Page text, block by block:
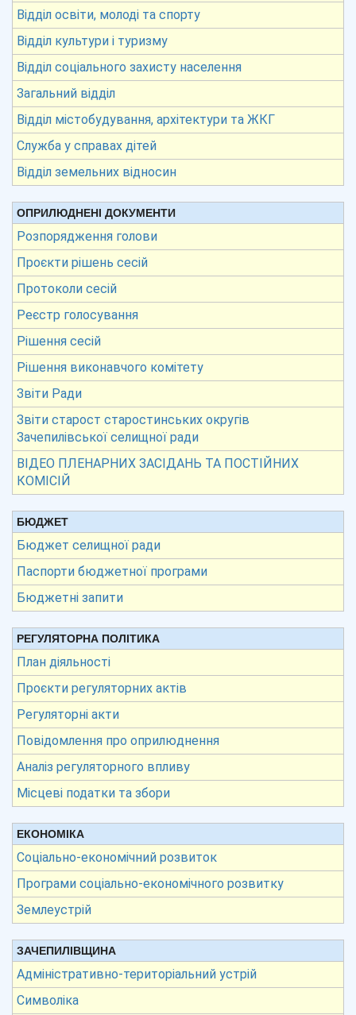
Відділ освіти, молоді та спорту
Відділ культури і туризму
Відділ соціального захисту населення
Загальний відділ
Відділ містобудування, архітектури та ЖКГ
Служба у справах дітей
Відділ земельних відносин
ОПРИЛЮДНЕНІ ДОКУМЕНТИ
Розпорядження голови
Проєкти рішень сесій
Протоколи сесій
Реєстр голосування
Рішення сесій
Рішення виконавчого комітету
Звіти Ради
Звіти старост старостинських округів
Зачепилівської селищної ради
ВІДЕО ПЛЕНАРНИХ ЗАСІДАНЬ ТА ПОСТІЙНИХ
КОМІСІЙ
БЮДЖЕТ
Бюджет селищної ради
Паспорти бюджетної програми
Бюджетні запити
РЕГУЛЯТОРНА ПОЛІТИКА
План діяльності
Проєкти регуляторних актів
Регуляторні акти
Повідомлення про оприлюднення
Аналіз регуляторного впливу
Місцеві податки та збори
ЕКОНОМІКА
Соціально-економічний розвиток
Програми соціально-економічного розвитку
Землеустрій
ЗАЧЕПИЛІВЩИНА
Адміністративно-територіальний устрій
Символіка